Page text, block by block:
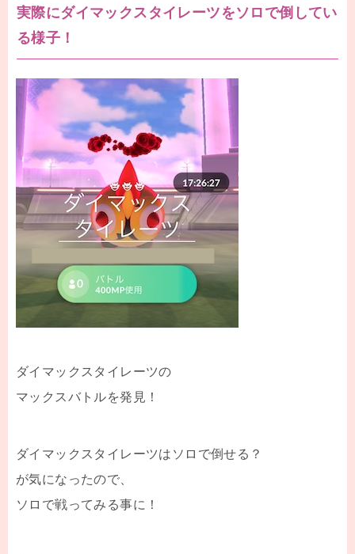
実際にダイマックスタイレーツをソロで倒してい
る様子！
ダイマックスタイレーツの
マックスバトルを発見！
ダイマックスタイレーツはソロで倒せる？
が気になったので、
ソロで戦ってみる事に！